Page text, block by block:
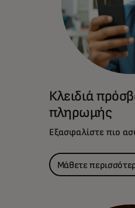
Κλειδιά
πληρωμής
Εξασφαλίστε πιο
Μάθετε